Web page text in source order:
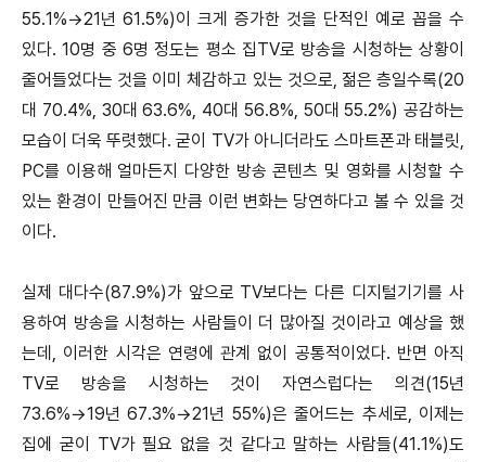
55.1%→21년 61.5%)이 크게 증가한 것을 단적인 예로 꼽을 수
있다. 10명 중 6명 정도는 평소 집TV로 방송을 시청하는 상황이
줄어들었다는 것을 이미 체감하고 있는 것으로, 젊은 층일수록(20
대 70.4%, 30대 63.6%, 40대 56.8%, 50대 55.2%) 공감하는
모습이 더욱 뚜렷했다. 굳이 TV가 아니더라도 스마트폰과 태블릿,
PC를 이용해 얼마든지 다양한 방송 콘텐츠 및 영화를 시청할 수
있는 환경이 만들어진 만큼 이런 변화는 당연하다고 볼 수 있을 것
이다.
실제 대다수(87.9%)가 앞으로 TV보다는 다른 디지털기기를 사
용하여 방송을 시청하는 사람들이 더 많아질 것이라고 예상을 했
는데, 이러한 시각은 연령에 관계 없이 공통적이었다. 반면 아직
TV로 방송을 시청하는 것이 자연스럽다는 의견(15년
73.6%→19년 67.3%→21년 55%)은 줄어드는 추세로, 이제는
집에 굳이 TV가 필요 없을 것 같다고 말하는 사람들(41.1%)도